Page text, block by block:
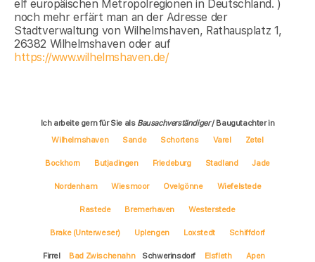
elf europäischen Metropolregionen in Deutschland. )
noch mehr erfärt man an der Adresse der
Stadtverwaltung von Wilhelmshaven, Rathausplatz 1,
26382 Wilhelmshaven oder auf
https://www.wilhelmshaven.de/
Ich arbeite gern für Sie als Bausachverständiger/ Baugutachter in
Wilhelmshaven
Sande Schortens Varel Zetel
Bockhorn Butjadingen Friedeburg Stadland Jade
Nordenham Wiesmoor Ovelgönne Wiefelstede
Rastede Bremerhaven Westerstede
Brake (Unterweser) Uplengen Loxstedt Schiffdorf
Firrel Bad Zwischenahn Schwerinsdorf Elsfleth Apen